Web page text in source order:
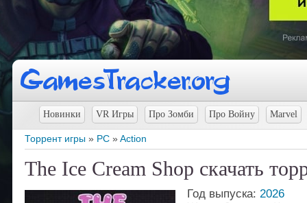
Новинки VR Игры Про Зомби Про Войну Marvel
Торрент игры » PC »Action
The Ice Cream Shop скачать
Год выпуска: 2026